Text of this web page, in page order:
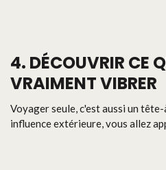
4. DÉCOUVRIR CE
VRAIMENT VIBRER
Voyager seule, c'est aussi un
influence extérieure, vous allez